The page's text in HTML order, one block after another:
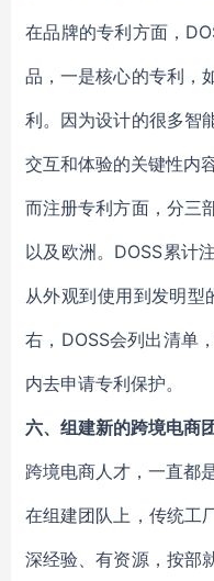
在品牌的专利方面，
品，一是核心的专利，
利。因为设计的很多智
交互和体验的关键性内
而注册专利方面，分三
以及欧洲。DOSS累计
从外观到使用到发明
右，DOSS会列出清单
内去申请专利保护。
六、组建新的跨境电商
跨境电商人才，一直都
在组建团队上，传统工
深经验、有资源，按部